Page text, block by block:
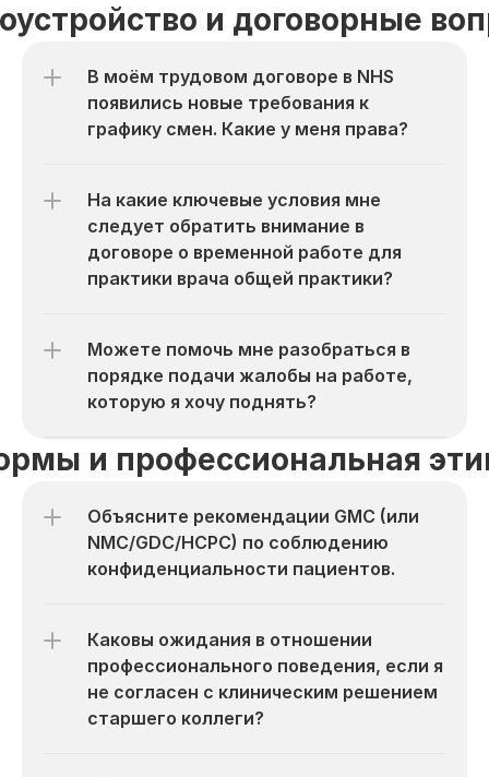
и договорные
В моём трудовом договоре в NHS
появились новые требования к
графику смен. Какие у меня права?
На какие ключевые условия мне
следует обратить внимание в
договоре о временной работе для
практики врача общей практики?
Можете помочь мне разобраться в
порядке подачи жалобы на работе,
которую я хочу поднять?
и профессиональная
Объясните рекомендации GMC (или
NMC/GDC/HCPC) по соблюдению
конфиденциальности пациентов.
Каковы ожидания в отношении
профессионального поведения, если я
не согласен с клиническим решением
старшего коллеги?